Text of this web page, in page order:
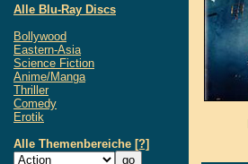
Alle Blu-Ray Discs
Bollywood
Eastern-Asia
Science Fiction
Anime/Manga
Thriller
Comedy
Erotik
Alle Themenbereiche [?]